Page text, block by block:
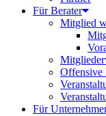
Für Berater
Mitglied
Offensive
Für